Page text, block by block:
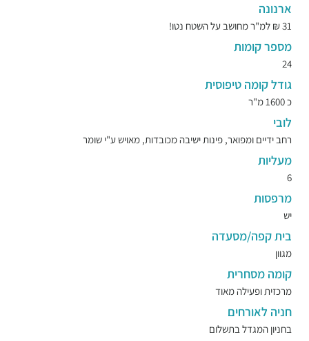
ארנונה
31 ₪ למ"ר מחושב על השטח נטו!
מספר קומות
24
גודל קומה טיפוסית
כ 1600 מ"ר
לובי
רחב ידיים ומפואר, פינות ישיבה מכובדות, מאויש ע"י שומר
מעליות
6
מרפסות
יש
בית קפה/מסעדה
מגוון
קומה מסחרית
מרכזית ופעילה מאוד
חניה לאורחים
בחניון המגדל בתשלום